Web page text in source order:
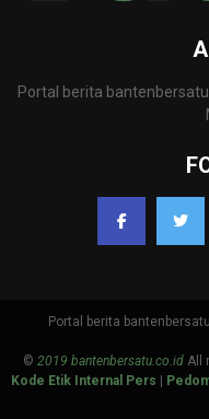
Portal berita
Portal berita
© 2019 bantenbersatu.co.idAll
Kode Etik Internal Pers